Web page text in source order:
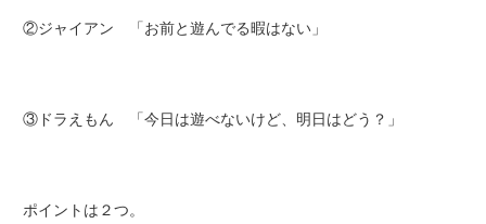
②ジャイアン 「お前と遊んでる暇はない」
③ドラえもん 「今日は遊べないけど、明日はどう？」
ポイントは２つ。